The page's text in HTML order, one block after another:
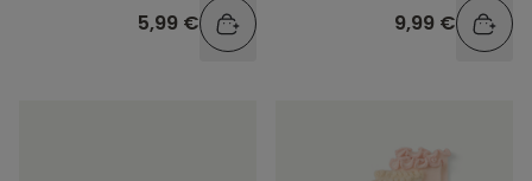
5,99 € 9,99 €